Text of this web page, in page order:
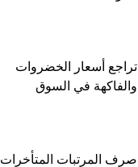
تراجع أسعار الخضروات
والفاكهة في السوق
صرف المرتبات المتأخرات